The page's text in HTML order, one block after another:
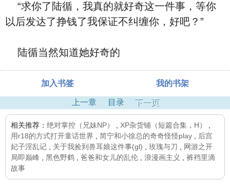
“求你了陆循，我真的就好奇这一件事，等你
以后发达了挣钱了我保证不纠缠你，好吧？”
陆循当然知道她好奇的
加入书签 我的书架
上一章 目录 下一页
相关推荐： 绝对掌控（兄妹NP） XP杂货铺（短篇合集，H）
用r18的方式打开童话世界
简宁和小徐总的奇奇怪怪play
后宫
妃子淫乱记
关于我捡到兽耳娘这件事(gl) 玫瑰与刀
网游之开
局即巅峰
黑色野鹤 爸爸和女儿的乱伦 浪漫画主义
裤裆里滴
故事